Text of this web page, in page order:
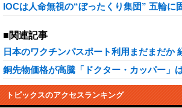
IOCは人命無視の“ぼったくり集団” 五輪に
■関連記事
日本のワクチンパスポート利用まだまだか
銅先物価格が高騰「ドクター・カッパー」
トピックスのアクセスランキング